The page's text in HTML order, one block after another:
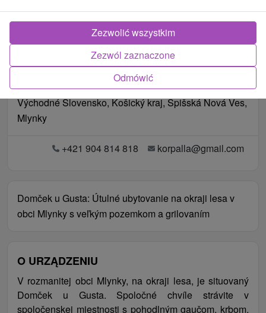
Lokalizacja
Východné Slovensko, Košický kraj, Spišská Nová Ves,
Mlynky
+421 904 814 818 korpalla@gmail.com
Domček u Gusta: Útulné ubytovanie na okraji lesa v
obci Mlynky s veľkým pozemkom a grilovaním
O URZĄDZENIU
V rozmanitej obci Mlynky, na okraji lesa, je situovaný
Domček u Gusta. Spoločné chvíle strávite v
spoločenskej miestnosti s pohodlným gaučom, krbom,
Odmówić
Zezwól zaznaczone
Zezwolić wszystkim